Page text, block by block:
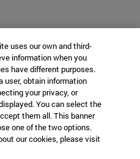
uses our own and third-
information when you
have different purposes.
user, obtain information
your privacy, or
You can select the
them all. This banner
one of the two options.
our cookies, please visit